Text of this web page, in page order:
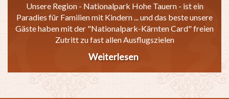
Unsere Region - Nationalpark Hohe Tauern - ist ein
Paradies für Familien mit Kindern ... und das beste unsere
Gäste haben mit der "Nationalpark-Kärnten Card" freien
Zutritt zu fast allen Ausflugszielen
Weiterlesenüber
Sommer